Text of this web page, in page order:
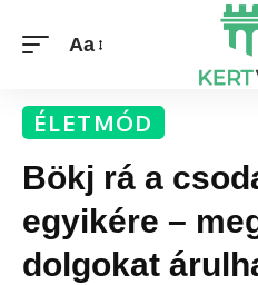
Aa
ÉLETMÓD
Bökj rá a
egyikére –
dolgokat